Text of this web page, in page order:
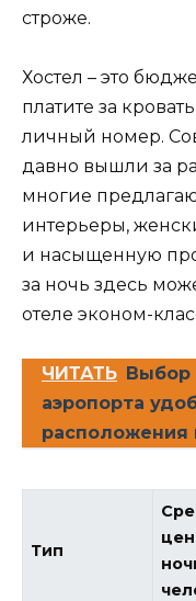
строже.
Хостел – это
платите за
личный номер.
давно вышли за
многие
интерьеры,
и насыщенную
за ночь здесь
отеле эконом-
ЧИТАТЬ Выбор
аэропорта
расположения
Тип